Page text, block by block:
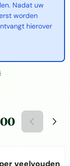
Nadat uw
worden
hierover
veelvouden